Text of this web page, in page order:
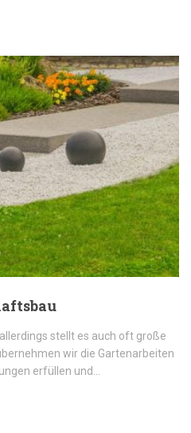
stellt es auch oft große
wir die Gartenarbeiten
erfüllen und…